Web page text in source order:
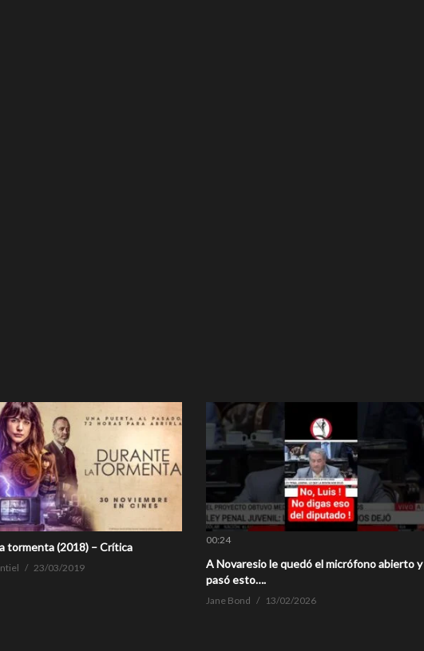
tormenta (2018) – Crítica
23/03/2019
00:24
A Novaresio le quedó el micrófono abierto y
pasó esto….
Jane Bond 13/02/2026